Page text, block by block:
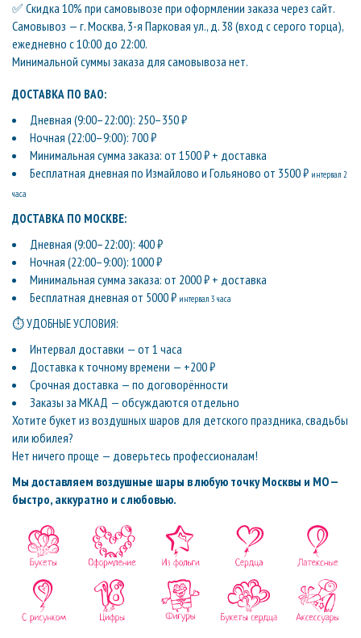
✅ Скидка 10% при самовывозе при оформлении заказа через сайт.
Самовывоз — г. Москва, 3-я Парковая ул., д. 38 (вход с серого торца),
ежедневно с 10:00 до 22:00.
Минимальной суммы заказа для самовывоза нет.
ДОСТАВКА ПО ВАО:
Дневная (9:00–22:00): 250–350 ₽
Ночная (22:00–9:00): 700 ₽
Минимальная сумма заказа: от 1500 ₽ + доставка
Бесплатная дневная по Измайлово и Гольяново от 3500 ₽ интервал 2
часа
ДОСТАВКА ПО МОСКВЕ:
Дневная (9:00–22:00): 400 ₽
Ночная (22:00–9:00): 1000 ₽
Минимальная сумма заказа: от 2000 ₽ + доставка
Бесплатная дневная от 5000 ₽ интервал 3 часа
⏱ УДОБНЫЕ УСЛОВИЯ:
Интервал доставки — от 1 часа
Доставка к точному времени — +200 ₽
Срочная доставка — по договорённости
Заказы за МКАД — обсуждаются отдельно
Хотите букет из воздушных шаров для детского праздника, свадьбы
или юбилея?
Нет ничего проще — доверьтесь профессионалам!
Мы доставляем воздушные шары в любую точку Москвы и МО —
быстро, аккуратно и с любовью.